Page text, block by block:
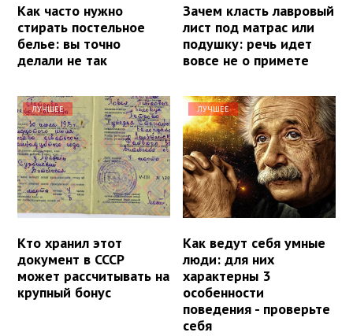
Как часто нужно
стирать постельное
белье: вы точно
делали не так
Зачем класть лавровый
лист под матрас или
подушку: речь идет
вовсе не о примете
ЛУЧШЕЕ
Кто хранил этот
документ в СССР
может рассчитывать на
крупный бонус
ЛУЧШЕЕ
Как ведут себя умные
люди: для них
характерны 3
особенности
поведения - проверьте
себя